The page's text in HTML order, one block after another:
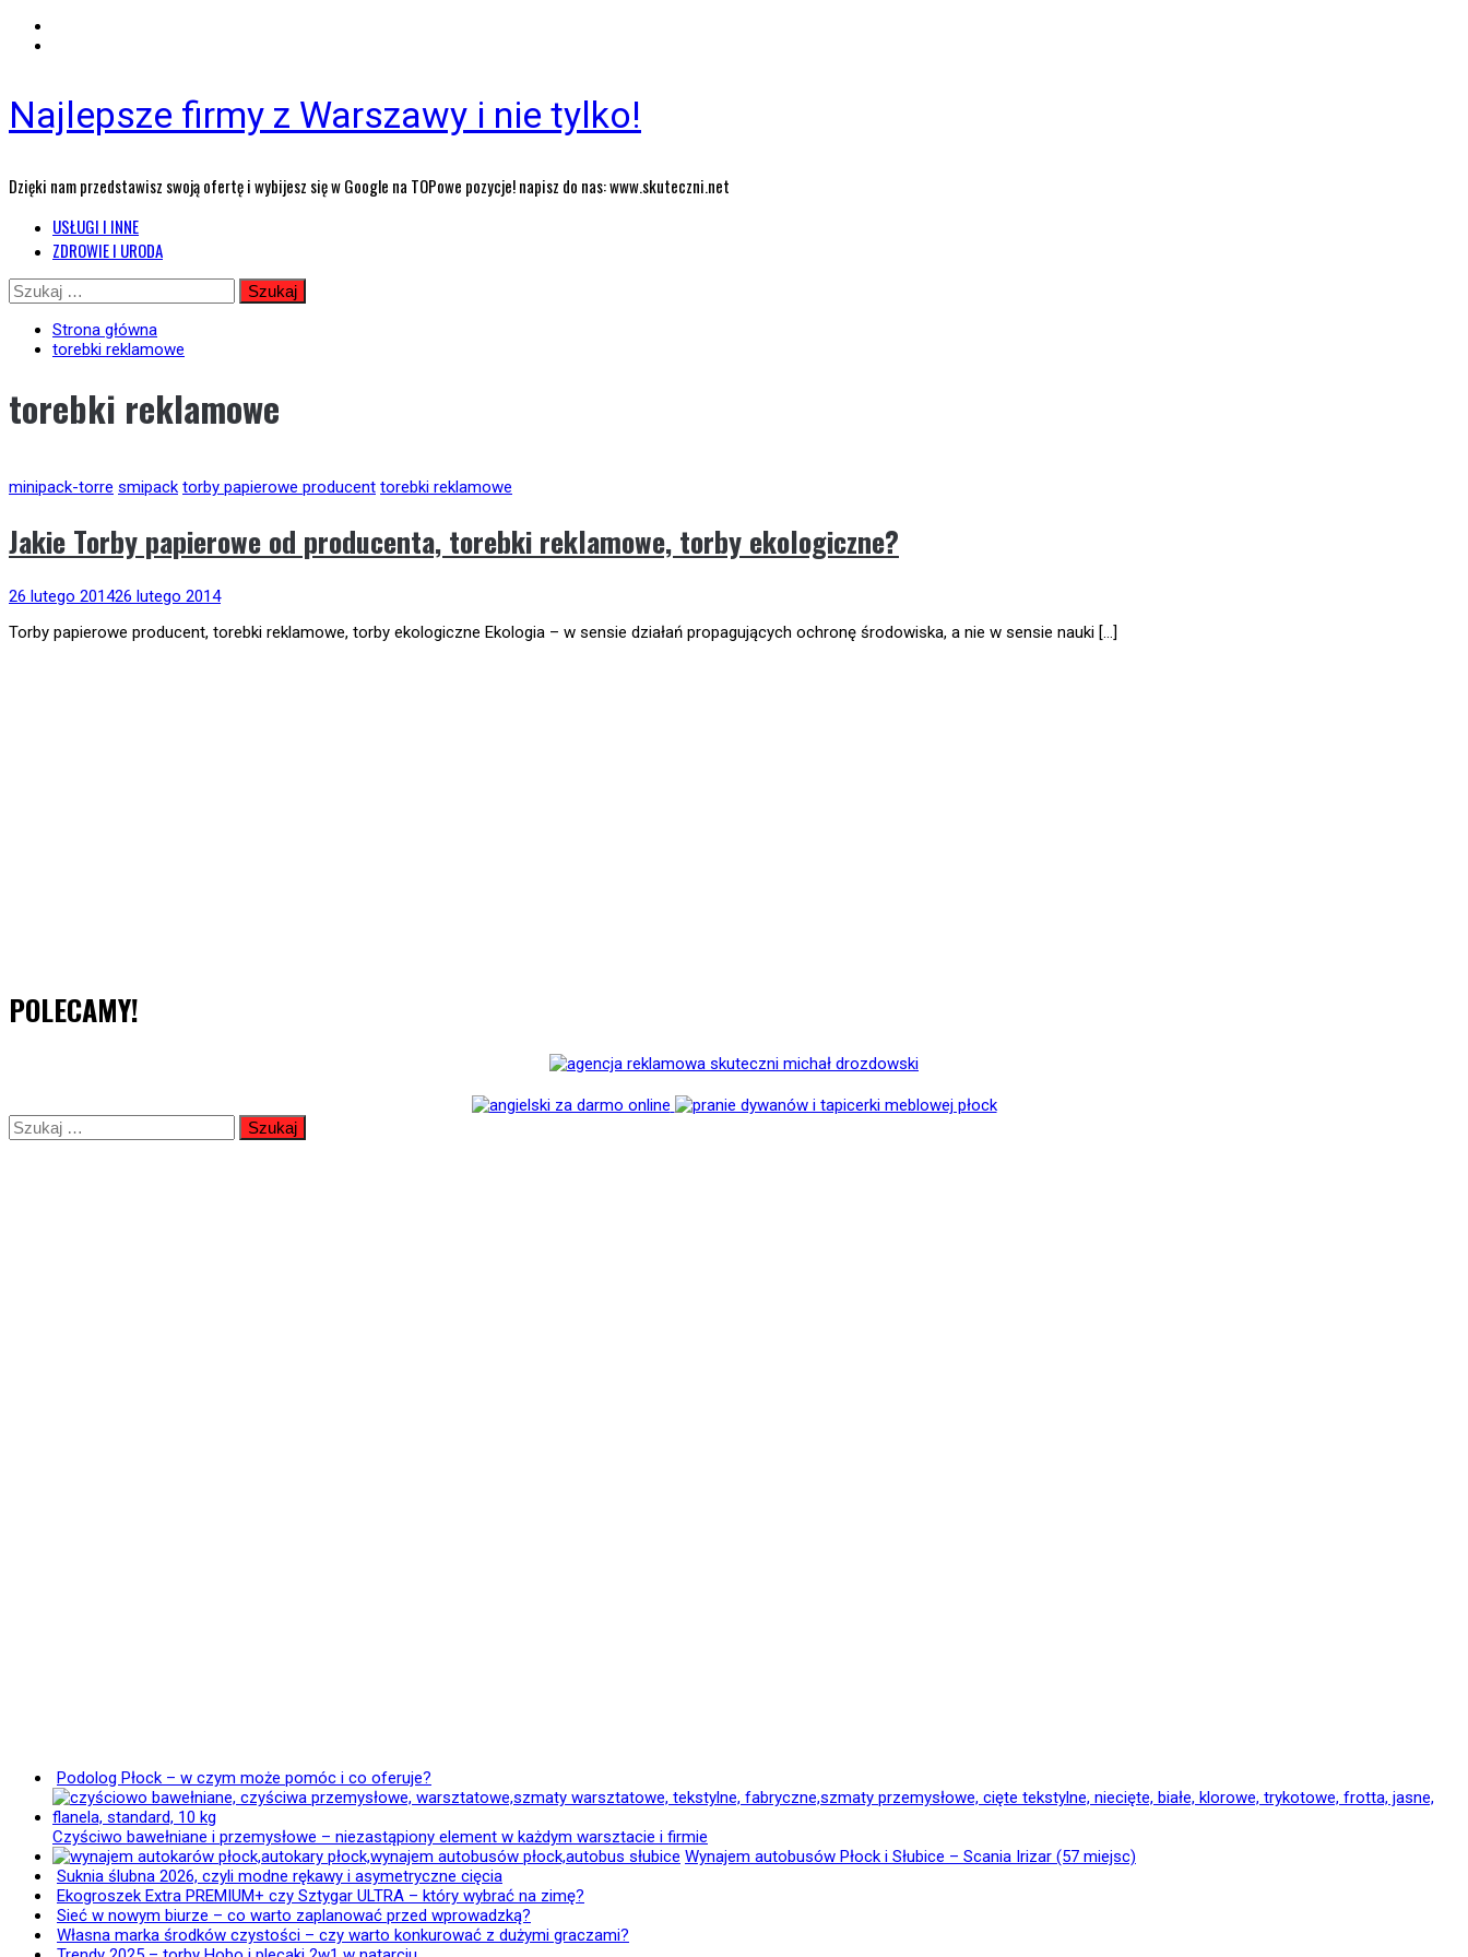
Najlepsze firmy z Warszawy i nie tylko!
Dzięki nam przedstawisz swoją ofertę i wybijesz się w Google na TOPowe pozycje! napisz do nas: www.skuteczni.net
Menu
główne
USŁUGI I INNE
ZDROWIE I URODA
Przejdź
do
treści
Szukaj:
Strona główna
torebki reklamowe
torebki reklamowe
minipack-torre smipack torby papierowe producent torebki reklamowe
Jakie Torby papierowe od producenta, torebki reklamowe, torby ekologiczne?
26 lutego 201426 lutego 2014
Torby papierowe producent, torebki reklamowe, torby ekologiczne Ekologia – w sensie działań propagujących ochronę środowiska, a nie w sensie nauki […]
POLECAMY!
Szukaj:
Podolog Płock – w czym może pomóc i co oferuje?
Czyściwo bawełniane i przemysłowe – niezastąpiony element w każdym warsztacie i firmie
Wynajem autobusów Płock i Słubice – Scania Irizar (57 miejsc)
Suknia ślubna 2026, czyli modne rękawy i asymetryczne cięcia
Ekogroszek Extra PREMIUM+ czy Sztygar ULTRA – który wybrać na zimę?
Sieć w nowym biurze – co warto zaplanować przed wprowadzką?
Własna marka środków czystości – czy warto konkurować z dużymi graczami?